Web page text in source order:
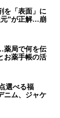
を「表面」に
”が正解…崩
薬局で何を伝
お薬手帳の活
選べる福
ニム、ジャケ